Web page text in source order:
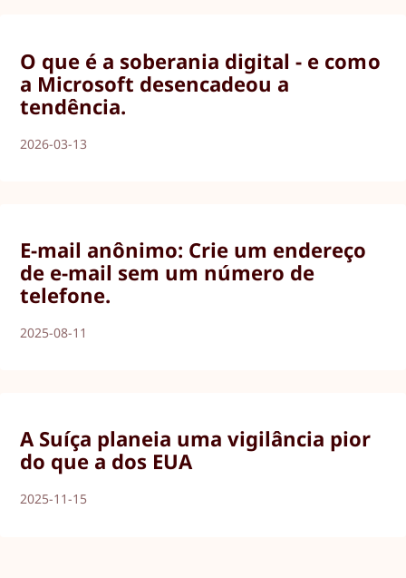
O que é a soberania digital - e como
a Microsoft desencadeou a
tendência.
2026-03-13
E-mail anônimo: Crie um endereço
de e-mail sem um número de
telefone.
2025-08-11
A Suíça planeia uma vigilância pior
do que a dos EUA
2025-11-15